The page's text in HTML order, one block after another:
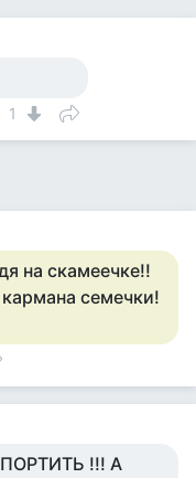
1
на скамеечке!!
семечки!
!!! А